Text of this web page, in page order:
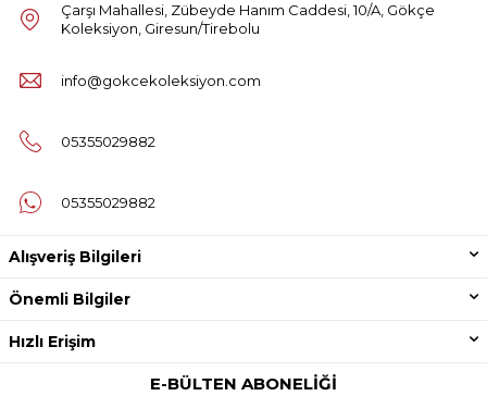
Çarşı Mahallesi, Zübeyde Hanım Caddesi, 10/A, Gökçe
Koleksiyon, Giresun/Tirebolu
info@gokcekoleksiyon.com
05355029882
05355029882
Alışveriş Bilgileri
Önemli Bilgiler
Hızlı Erişim
E-BÜLTEN ABONELIĞI